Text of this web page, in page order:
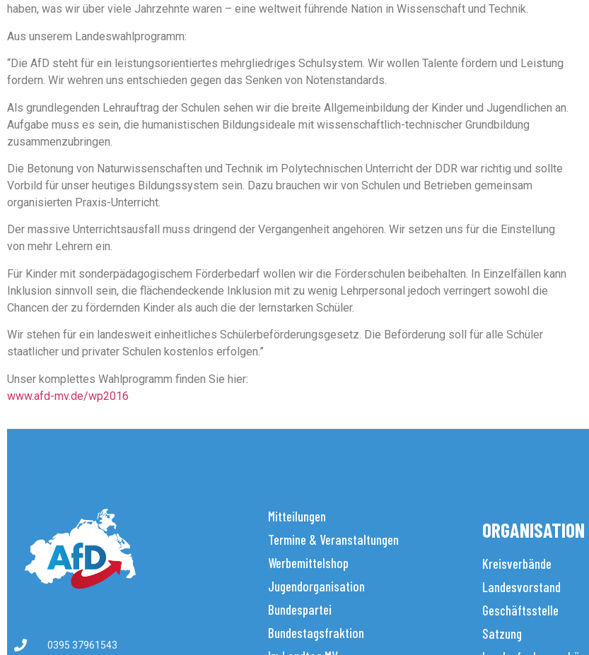
haben, was wir über viele Jahrzehnte waren – eine weltweit führende Nation in Wissenschaft und Technik.
Aus unserem Landeswahlprogramm:
“Die AfD steht für ein leistungsorientiertes mehrgliedriges Schulsystem. Wir wollen Talente fördern und Leistung
fordern. Wir wehren uns entschieden gegen das Senken von Notenstandards.
Als grundlegenden Lehrauftrag der Schulen sehen wir die breite Allgemeinbildung der Kinder und Jugendlichen an.
Aufgabe muss es sein, die humanistischen Bildungsideale mit wissenschaftlich-technischer Grundbildung
zusammenzubringen.
Die Betonung von Naturwissenschaften und Technik im Polytechnischen Unterricht der DDR war richtig und sollte
Vorbild für unser heutiges Bildungssystem sein. Dazu brauchen wir von Schulen und Betrieben gemeinsam
organisierten Praxis-Unterricht.
Der massive Unterrichtsausfall muss dringend der Vergangenheit angehören. Wir setzen uns für die Einstellung
von mehr Lehrern ein.
Für Kinder mit sonderpädagogischem Förderbedarf wollen wir die Förderschulen beibehalten. In Einzelfällen kann
Inklusion sinnvoll sein, die flächendeckende Inklusion mit zu wenig Lehrpersonal jedoch verringert sowohl die
Chancen der zu fördernden Kinder als auch die der lernstarken Schüler.
Wir stehen für ein landesweit einheitliches Schülerbeförderungsgesetz. Die Beförderung soll für alle Schüler
staatlicher und privater Schulen kostenlos erfolgen.”
Unser komplettes Wahlprogramm finden Sie hier:
www.afd-mv.de/wp2016
0395 37961543
Mitteilungen
Termine & Veranstaltungen
Werbemittelshop
Jugendorganisation
Bundespartei
Bundestagsfraktion
ORGANISATION
Kreisverbände
Landesvorstand
Geschäftsstelle
Satzung